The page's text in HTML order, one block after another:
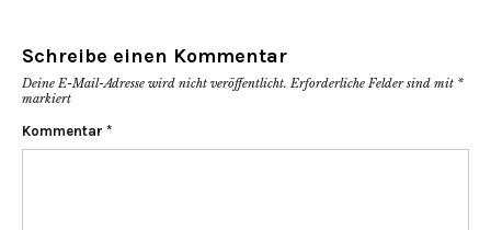
Schreibe einen Kommentar
Deine E-Mail-Adresse wird nicht veröffentlicht. Erforderliche Felder sind mit *
markiert
Kommentar *